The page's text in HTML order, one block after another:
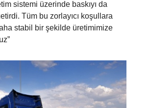
sistemi üzerinde baskıyı da
Tüm bu zorlayıcı koşullara
stabil bir şekilde üretimimize